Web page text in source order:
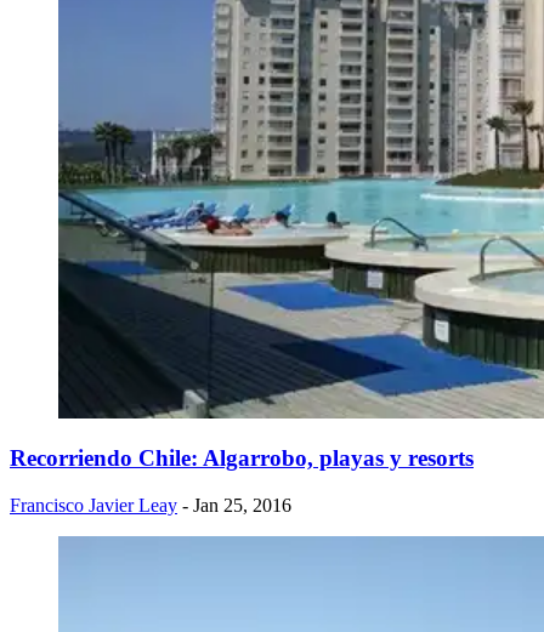
Recorriendo Chile: Algarrobo, playas y resorts
Francisco Javier Leay - Jan 25, 2016